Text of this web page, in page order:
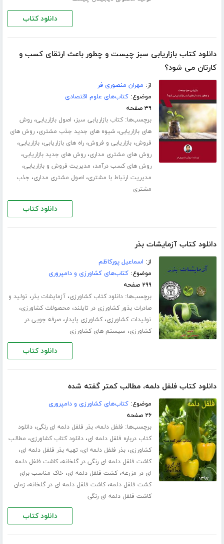
دانلود کتاب
دانلود کتاب بازاریابی سبز چیست و چطور باعث ارتقای کسب و‌
کارتان می شود؟
از: مهران منصوری فر
موضوع:کتاب‌های علوم اقتصادی
۳۹ صفحه
برچسب‌ها:کتاب بازاریابی سبز، اصول بازاریابی،روش
های بازاریابی،شیوه های جدید جذب مشتری،روش های
فروش،بازاریابی و فروش،راه های بازاریابی،بازاریابی،
روش های مشتری مداری،روش های جدید بازاریابی،
روش های کسب درآمد، مدیریت فروش و بازاریابی،
مدیریت ارتباط با مشتری، اصول مشتری مداری، جذب
مشتری
دانلود کتاب
دانلود کتاب آزمایشات بذر
از: اسماعیل پورکاظم
موضوع:کتاب‌های کشاورزی و دامپروری
۲۹۹ صفحه
برچسب‌ها:دانلود کتاب کشاورزی،آزمایشات بذر، تولید و
صادرات بذور کشاورزی در تایلند، محصولات کشاورزی،
تولیدات کشاورزی،کشاورزی پایدار،صرفه جویی در
کشاورزی، سیستم های کشاورزی
دانلود کتاب
دانلود کتاب فلفل دلمه، مطالب کمتر گفته شده
موضوع:کتاب‌های کشاورزی و دامپروری
۲۶ صفحه
برچسب‌ها: فلفل دلمه،بذر فلفل دلمه ای رنگی،دانلود
کتاب درباره فلفل دلمه ای،دانلود کتاب کشاورزی، مطالب
کشاورزی،بذر فلفل دلمه ای، تهیه بذر فلفل دلمه ای،
کاشت فلفل دلمه ای رنگی در گلخانه،کاشت فلفل دلمه
ای در مزرعه،کشت فلفل دلمه ای، خاک مناسب برای
کشت فلفل دلمه،کاشت فلفل دلمه ای در گلخانه، زمان
کاشت فلفل دلمه ای رنگی
دانلود کتاب